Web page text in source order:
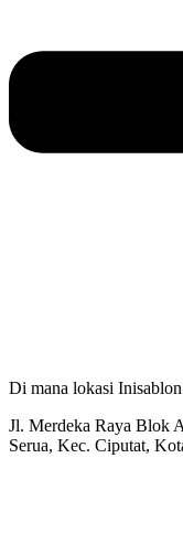
Di mana lokasi
Jl. Merdeka Raya Blok
Serua, Kec. Ciputat,